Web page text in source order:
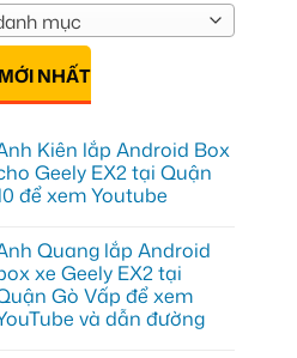
mục
NHẤT
Kiên lắp Android Box
Geely EX2 tại Quận
để xem Youtube
lắp
Quang lắp Android
xe Geely EX2 tại
Gò Vấp để xem
và dẫn đường